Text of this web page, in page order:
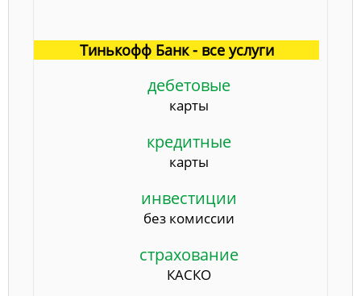
Тинькофф Банк - все услуги
дебетовые
карты
кредитные
карты
инвестиции
без комиссии
страхование
КАСКО